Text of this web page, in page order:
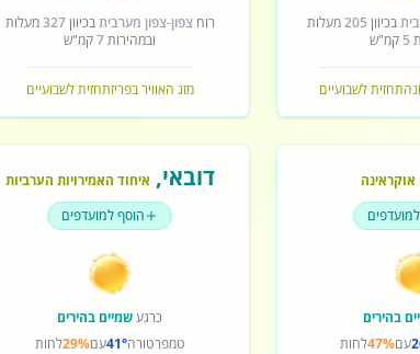
בכיוון 205מעלות
5 קמ"ש
תחזית לשבועיים
רוחצפון-צפון מערביתבכיוון327מעלות
ובמהירות7קמ"ש
מזג האוויר בפריזתחזית לשבועיים
אוקראינה
בהירים
עם47%לחות
דובאי, איחוד האמירויות הערביות
הוסף למועדפים
כרגעשמיים בהירים
טמפרטורה41°עם29%לחות